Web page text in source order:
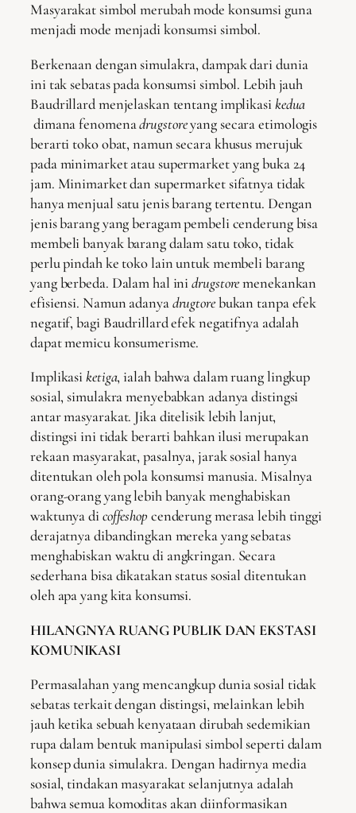
Masyarakat simbol merubah mode konsumsi guna
menjadi mode menjadi konsumsi simbol.
Berkenaan dengan simulakra, dampak dari dunia
ini tak sebatas pada konsumsi simbol. Lebih jauh
Baudrillard menjelaskan tentang implikasi kedua
dimana fenomenadrugstoreyang secara etimologis
berarti toko obat, namun secara khusus merujuk
pada minimarket atau supermarket yang buka 24
jam. Minimarket dan supermarket sifatnya tidak
hanya menjual satu jenis barang tertentu. Dengan
jenis barang yang beragam pembeli cenderung bisa
membeli banyak barang dalam satu toko, tidak
perlu pindah ke toko lain untuk membeli barang
yang berbeda. Dalam hal inidrugstoremenekankan
efisiensi. Namun adanyadrugtorebukan tanpa efek
negatif, bagi Baudrillard efek negatifnya adalah
dapat memicu konsumerisme.
Implikasi ketiga, ialah bahwa dalam ruang lingkup
sosial, simulakra menyebabkan adanya distingsi
antar masyarakat. Jika ditelisik lebih lanjut,
distingsi ini tidak berarti bahkan ilusi merupakan
rekaan masyarakat, pasalnya, jarak sosial hanya
ditentukan oleh pola konsumsi manusia. Misalnya
orang-orang yang lebih banyak menghabiskan
waktunya di coffeshop cenderung merasa lebih tinggi
derajatnya dibandingkan mereka yang sebatas
menghabiskan waktu di angkringan. Secara
sederhana bisa dikatakan status sosial ditentukan
oleh apa yang kita konsumsi.
HILANGNYA RUANG PUBLIK DAN EKSTASI
KOMUNIKASI
Permasalahan yang mencangkup dunia sosial tidak
sebatas terkait dengan distingsi, melainkan lebih
jauh ketika sebuah kenyataan dirubah sedemikian
rupa dalam bentuk manipulasi simbol seperti dalam
konsep dunia simulakra. Dengan hadirnya media
sosial, tindakan masyarakat selanjutnya adalah
bahwa semua komoditas akan diinformasikan